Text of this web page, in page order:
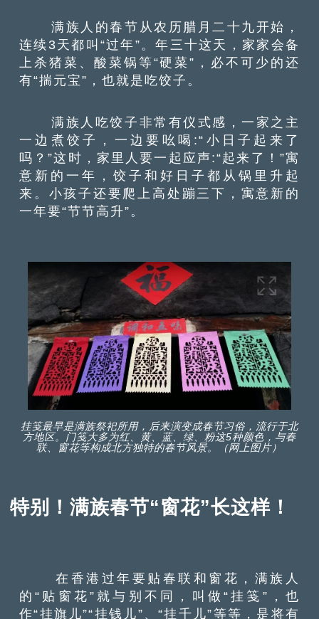
满族人的春节从农历腊月二十九开始，
连续3天都叫“过年”。年三十这天，家家会备
上杀猪菜、酸菜锅等“硬菜”，必不可少的还
有“揣元宝”，也就是吃饺子。
满族人吃饺子非常有仪式感，一家之主
一边煮饺子，一边要吆喝:“小日子起来了
吗？”这时，家里人要一起应声:“起来了！”寓
意新的一年，饺子和好日子都从锅里升起
来。小孩子还要爬上高处蹦三下，寓意新的
一年要“节节高升”。
挂笺最早是满族祭祀所用，后来演变成春节习俗，流行于北
方地区。门笺大多为红、黄、蓝、绿、粉这5种颜色，与春
联、窗花等构成北方独特的春节风景。（网上图片）
特别！满族春节“窗花”长这样！
在香港过年要贴春联和窗花，满族人
的“贴窗花”就与别不同，叫做“挂笺”，也
作“挂旗儿”“挂钱儿”、“挂千儿”等等，是将有